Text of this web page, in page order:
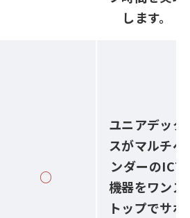
します。
○
ユニアデック
スがマルチベ
ンダーのICT
機器をワンス
トップでサポ